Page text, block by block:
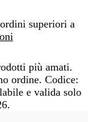
superiori a
più amati.
ordine. Codice:
e valida solo